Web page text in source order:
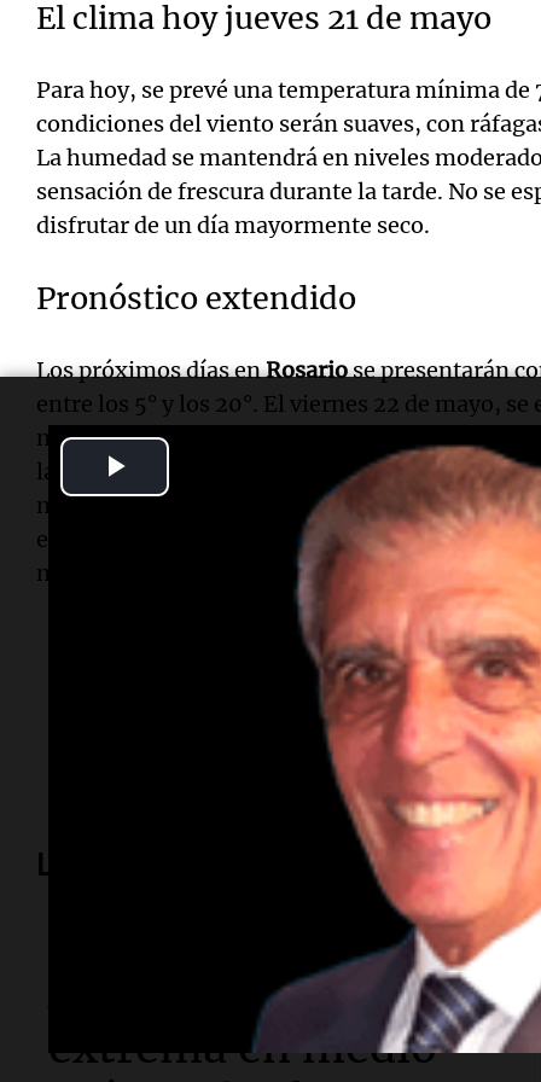
El clima hoy jueves 21 de mayo
Para hoy, se prevé una temperatura mínima de
condiciones del viento serán suaves, con
La humedad se mantendrá en niveles
sensación de frescura durante la tarde. No se
disfrutar de un día mayormente seco.
Pronóstico extendido
Los próximos días enRosariose presentarán
entre los 5° y los 20°. El viernes 22 de mayo,
máxima de 15°, con pocas nubes. El sábado 23
la máxima de 16°, con cielo despejado. El
mínima de 8° y una máxima de 18°, con nubes
el lunes 25 de mayo, la mínima será de 10° y la
mayormente despejado.
tiempo meteorología
Lo más visto
Alerta meteorológica
extrema en medio